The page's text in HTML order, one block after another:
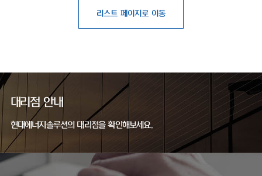
리스트 페이지로 이동
대리점 안내
현대에너지솔루션의 대리점을 확인해보세요.